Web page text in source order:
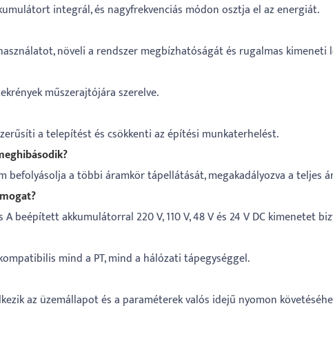
integrál, és nagyfrekvenciás módon osztja el az energiát.
növeli a rendszer megbízhatóságát és rugalmas kimeneti
műszerajtójára szerelve.
a telepítést és csökkenti az építési munkaterhelést.
befolyásolja a többi áramkör tápellátását, megakadályozva a teljes
beépített akkumulátorral 220 V, 110 V, 48 V és 24 V DC kimenetet
mind a PT, mind a hálózati tápegységgel.
az üzemállapot és a paraméterek valós idejű nyomon